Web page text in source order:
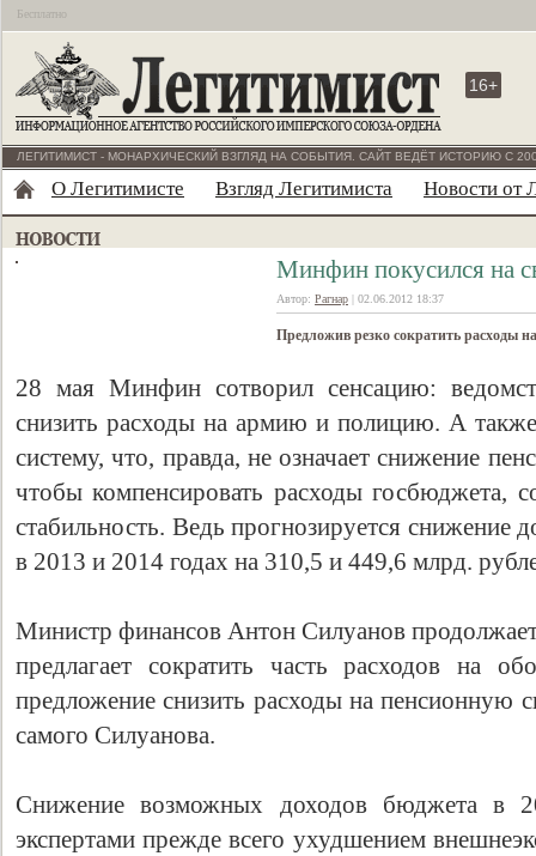
Бесплатно
16+
ЛЕГИТИМИСТ - МОНАРХИЧЕСКИЙ ВЗГЛЯД НА СОБЫТИЯ. САЙТ ВЕДЁТ ИСТОРИЮ С
О Легитимисте Взгляд Легитимиста Новости от
Минфин покусился на
Автор: Рагнар | 02.06.2012 18:37
Предложив резко сократить расходы
28 мая Минфин сотворил сенсацию:
снизить расходы на армию и полицию. А
систему, что, правда, не означает снижение
чтобы компенсировать расходы госбюджета,
стабильность. Ведь прогнозируется снижение
в 2013 и 2014 годах на 310,5 и 449,6 млрд.
Министр финансов Антон Силуанов
предлагает сократить часть расходов на
предложение снизить расходы на пенсионную
самого Силуанова.
Снижение возможных доходов бюджета в
экспертами прежде всего ухудшением